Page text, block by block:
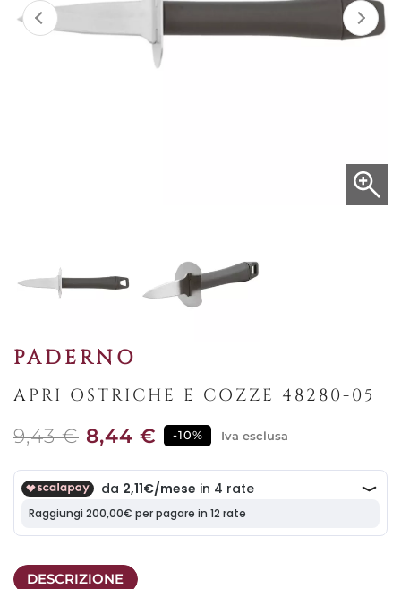
PADERNO
APRI OSTRICHE E COZZE 48280-05
9,43 € 8,44 € -10% Iva esclusa
DESCRIZIONE